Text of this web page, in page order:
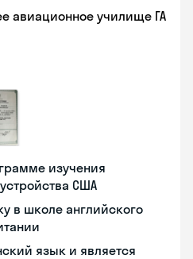
авиационное училище ГА
изучения
США
в школе английского
язык и является